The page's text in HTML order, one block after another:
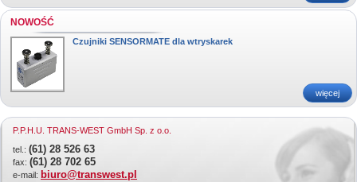
NOWOŚĆ
Czujniki SENSORMATE dla wtryskarek
więcej
P.P.H.U. TRANS-WEST GmbH Sp. z o.o.
tel.: (61) 28 526 63
fax: (61) 28 702 65
e-mail: biuro@transwest.pl